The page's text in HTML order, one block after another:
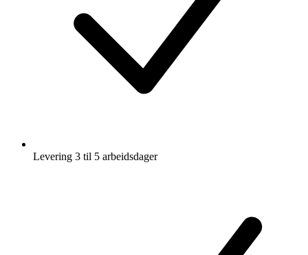
Levering 3 til 5 arbeidsdager